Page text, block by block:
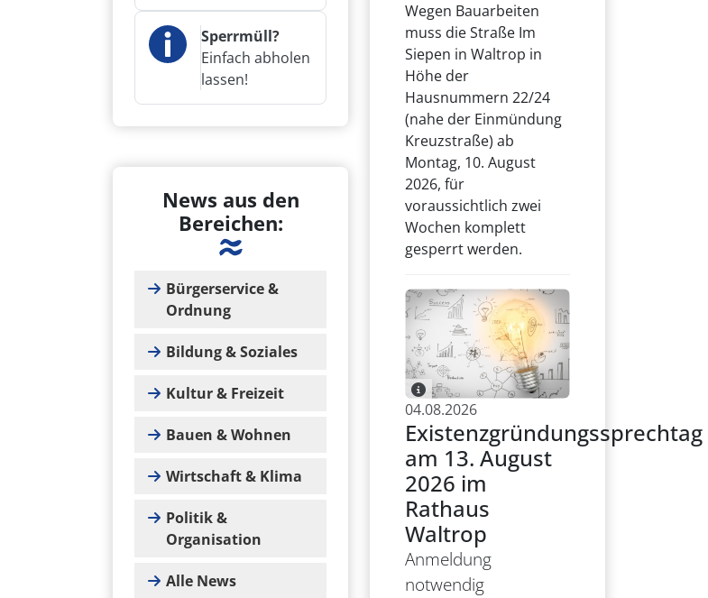
Sperrmüll?
Einfach abholen
lassen!
News aus den
Bereichen:
Bürgerservice &
Ordnung
Bildung & Soziales
Kultur & Freizeit
Bauen & Wohnen
Wirtschaft & Klima
Politik &
Organisation
Alle News
Wegen Bauarbeiten
muss die Straße Im
Siepen in Waltrop in
Höhe der
Hausnummern 22/24
(nahe der Einmündung
Kreuzstraße) ab
Montag, 10. August
2026, für
voraussichtlich zwei
Wochen komplett
gesperrt werden.
04.08.2026
Existenzgründungssprechtag
am 13. August
2026 im
Rathaus
Waltrop
Anmeldung
notwendig